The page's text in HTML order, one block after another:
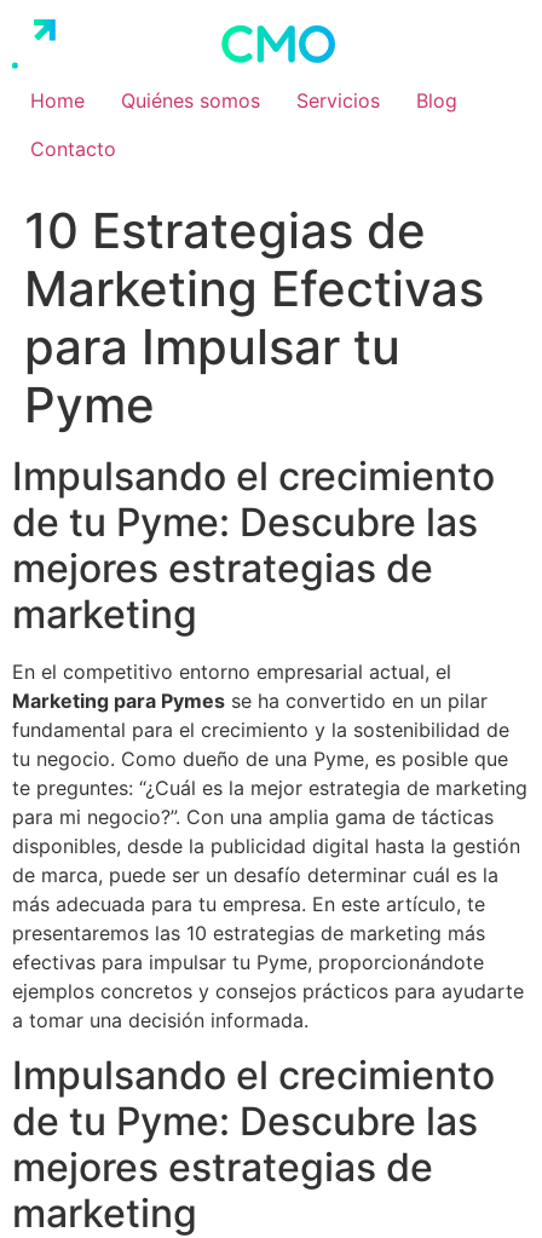
contenido
Home
Quiénes somos Servicios
Blog
Contacto
10 Estrategias de
Marketing Efectivas
para Impulsar tu
Pyme
Impulsando el crecimiento
de tu Pyme: Descubre las
mejores estrategias de
marketing
En el competitivo entorno empresarial actual, el
Marketing para Pymes se ha convertido en un pilar
fundamental para el crecimiento y la sostenibilidad de
tu negocio. Como dueño de una Pyme, es posible que
te preguntes: “¿Cuál es la mejor estrategia de marketing
para mi negocio?”. Con una amplia gama de tácticas
disponibles, desde la publicidad digital hasta la gestión
de marca, puede ser un desafío determinar cuál es la
más adecuada para tu empresa. En este artículo, te
presentaremos las 10 estrategias de marketing más
efectivas para impulsar tu Pyme, proporcionándote
ejemplos concretos y consejos prácticos para ayudarte
a tomar una decisión informada.
Impulsando el crecimiento
de tu Pyme: Descubre las
mejores estrategias de
marketing